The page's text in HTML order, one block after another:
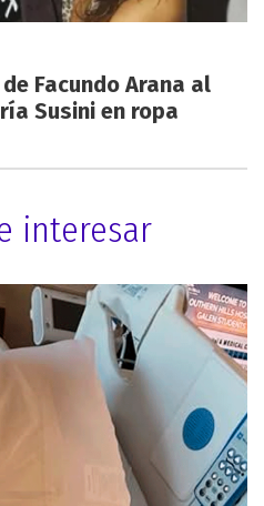
Facundo Arana al
Susini en ropa
interesar